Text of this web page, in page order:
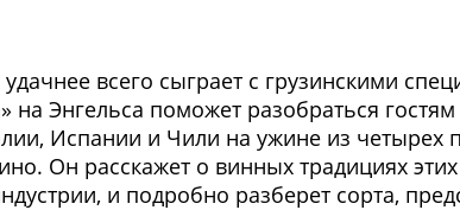
всего сыграет с грузинскими
Энгельса поможет разобраться
Испании и Чили на ужине из четырех
Он расскажет о винных традициях этих
и подробно разберет сорта,